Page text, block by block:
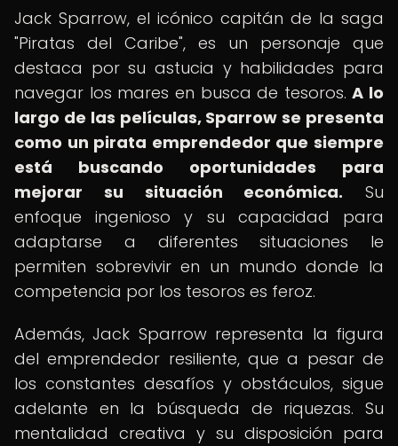
Jack Sparrow, el icónico capitán de la saga
"Piratas del Caribe", es un personaje que
destaca por su astucia y habilidades para
navegar los mares en busca de tesoros.A lo
largo de las películas, Sparrow se presenta
como un pirata emprendedor que siempre
está buscando oportunidades para
mejorar su situación económica. Su
enfoque ingenioso y su capacidad para
adaptarse a diferentes situaciones le
permiten sobrevivir en un mundo donde la
competencia por los tesoros es feroz.
Además, Jack Sparrow representa la figura
del emprendedor resiliente, que a pesar de
los constantes desafíos y obstáculos, sigue
adelante en la búsqueda de riquezas. Su
mentalidad creativa y su disposición para